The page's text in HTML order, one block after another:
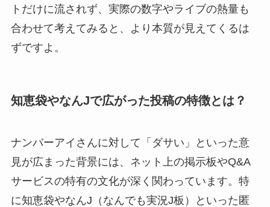
トだけに流されず、実際の数字やライブの熱量も
合わせて考えてみると、より本質が見えてくるは
ずですよ。
知恵袋やなんJで広がった投稿の特徴とは？
ナンバーアイさんに対して「ダサい」といった意
見が広まった背景には、ネット上の掲示板やQ&A
サービスの特有の文化が深く関わっています。特
に知恵袋やなんJ（なんでも実況J板）といった匿